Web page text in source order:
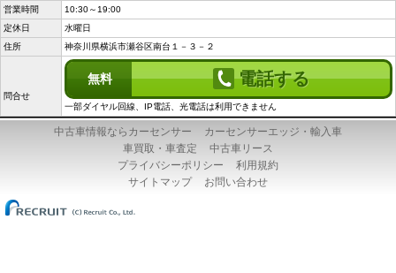
営業時間
10:30～19:00
定休日
水曜日
住所
神奈川県横浜市瀬谷区南台１－３－２
問合せ
無料 電話する
一部ダイヤル回線、IP電話、光電話は利用できません
中古車情報ならカーセンサー
カーセンサーエッジ・輸入車
車買取・車査定
中古車リース
プライバシーポリシー
利用規約
サイトマップ
お問い合わせ